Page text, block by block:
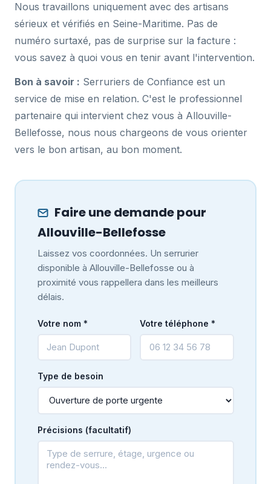
Nous travaillons uniquement avec des artisans
sérieux et vérifiés en Seine-Maritime. Pas de
numéro surtaxé, pas de surprise sur la facture :
vous savez à quoi vous en tenir avant l'intervention.
Bon à savoir : Serruriers de Confiance est un
service de mise en relation. C'est le professionnel
partenaire qui intervient chez vous à Allouville-
Bellefosse, nous nous chargeons de vous orienter
vers le bon artisan, au bon moment.
Faire une demande pour
Allouville-Bellefosse
Laissez vos coordonnées. Un serrurier
disponible à Allouville-Bellefosse ou à
proximité vous rappellera dans les meilleurs
délais.
Votre nom * Votre téléphone *
Type de besoin
Précisions (facultatif)